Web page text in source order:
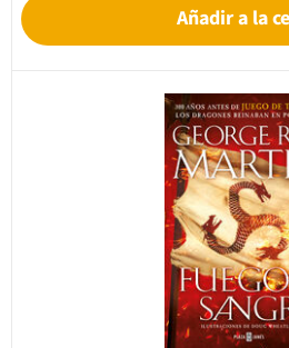
Añadir a la